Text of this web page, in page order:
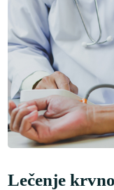
Lečenje